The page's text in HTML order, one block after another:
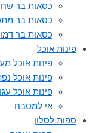
כסאות בר
כסאות בר
כסאות בר
פינות אוכל
פינות אוכל
פינות אוכל
פינות אוכל
אי למטבח
ספות לסלון